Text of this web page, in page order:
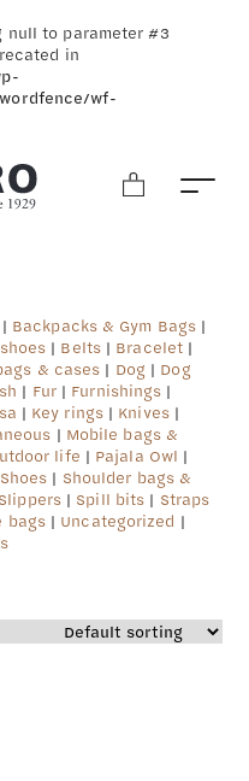
null to parameter #3
in
wf-
Backpacks & Gym Bags |
| Belts| Bracelet |
& cases | Dog | Dog
| Fur| Furnishings |
| Key rings| Knives|
| Mobile bags &
life | Pajala Owl |
Shoes | Shoulder bags &
Slippers| Spill bits | Straps
bags| Uncategorized |